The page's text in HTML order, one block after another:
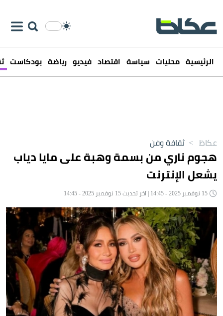
الرئيسية محليات سياسة اقتصاد فيديو رياضة بودكاست
عكاظ > ثقافة وفن
هجوم ناري من بسمة وهبة على مايا دياب
يشعل الإنترنت